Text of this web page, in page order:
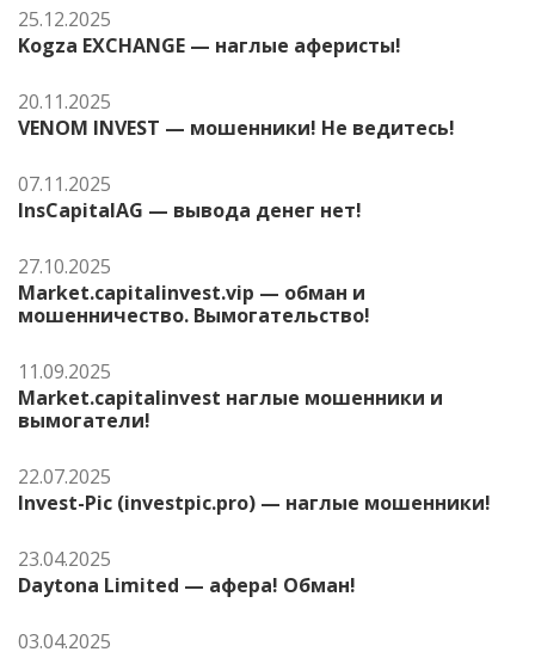
25.12.2025
Kogza EXCHANGE — наглые аферисты!
20.11.2025
VENOM INVEST — мошенники! Не ведитесь!
07.11.2025
InsCapitalAG — вывода денег нет!
27.10.2025
Market.capitalinvest.vip — обман и
мошенничество. Вымогательство!
11.09.2025
Market.capitalinvest наглые мошенники и
вымогатели!
22.07.2025
Invest-Pic (investpic.pro) — наглые мошенники!
23.04.2025
Daytona Limited — афера! Обман!
03.04.2025